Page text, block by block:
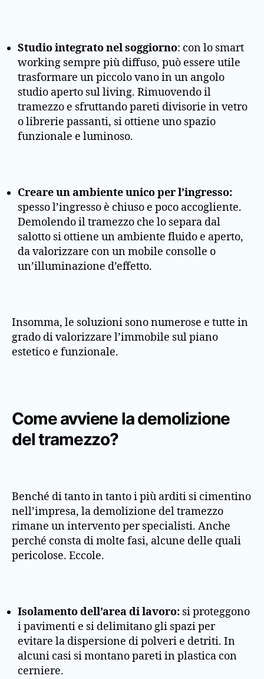
Studio integrato nel soggiorno: con lo smart
working sempre più diffuso, può essere utile
trasformare un piccolo vano in un angolo
studio aperto sul living. Rimuovendo il
tramezzo e sfruttando pareti divisorie in vetro
o librerie passanti, si ottiene uno spazio
funzionale e luminoso.
Creare un ambiente unico per l’ingresso:
spesso l’ingresso è chiuso e poco accogliente.
Demolendo il tramezzo che lo separa dal
salotto si ottiene un ambiente fluido e aperto,
da valorizzare con un mobile consolle o
un’illuminazione d’effetto.
Insomma, le soluzioni sono numerose e tutte in
grado di valorizzare l’immobile sul piano
estetico e funzionale.
Come avviene la demolizione
del tramezzo?
Benché di tanto in tanto i più arditi si cimentino
nell’impresa, la demolizione del tramezzo
rimane un intervento per specialisti. Anche
perché consta di molte fasi, alcune delle quali
pericolose. Eccole.
Isolamento dell’area di lavoro: si proteggono
i pavimenti e si delimitano gli spazi per
evitare la dispersione di polveri e detriti. In
alcuni casi si montano pareti in plastica con
cerniere.